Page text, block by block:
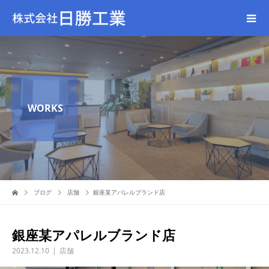
WORKS
ブログ 店舗 銀座某アパレルブランド店
銀座某アパレルブランド店
2023.12.10 店舗